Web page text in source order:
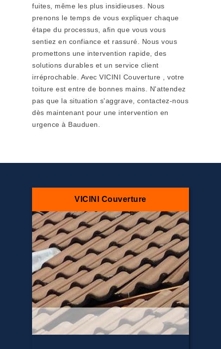
fuites, même les plus insidieuses. Nous
prenons le temps de vous expliquer chaque
étape du processus, afin que vous vous
sentiez en confiance et rassuré. Nous vous
promettons une intervention rapide, des
solutions durables et un service client
irréprochable. Avec VICINI Couverture , votre
toiture est entre de bonnes mains. N'attendez
pas que la situation s'aggrave, contactez-nous
dès maintenant pour une intervention en
urgence à Bauduen.
VICINI Couverture